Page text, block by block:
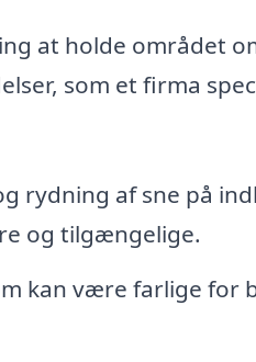
at holde området
som et firma
rydning af sne på
og tilgængelige.
kan være farlige for